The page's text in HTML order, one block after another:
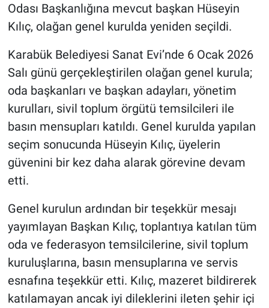
Odası Başkanlığına mevcut başkan Hüseyin
Kılıç, olağan genel kurulda yeniden seçildi.
Karabük Belediyesi Sanat Evi’nde 6 Ocak 2026
Salı günü gerçekleştirilen olağan genel kurula;
oda başkanları ve başkan adayları, yönetim
kurulları, sivil toplum örgütü temsilcileri ile
basın mensupları katıldı. Genel kurulda yapılan
seçim sonucunda Hüseyin Kılıç, üyelerin
güvenini bir kez daha alarak görevine devam
etti.
Genel kurulun ardından bir teşekkür mesajı
yayımlayan Başkan Kılıç, toplantıya katılan tüm
oda ve federasyon temsilcilerine, sivil toplum
kuruluşlarına, basın mensuplarına ve servis
esnafına teşekkür etti. Kılıç, mazeret bildirerek
katılamayan ancak iyi dileklerini ileten şehir içi